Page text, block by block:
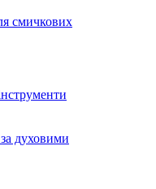
смичкових
духовими